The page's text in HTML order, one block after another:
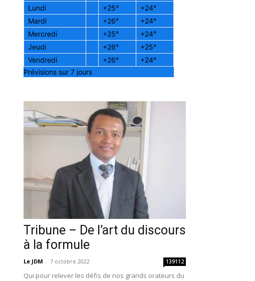
Lundi
+25° +24°
Mardi
+26° +24°
Mercredi
+25° +24°
Jeudi
+26° +25°
Vendredi
+26° +24°
Prévisions sur 7 jours
Tribune – De l’art du discours
à la formule
Le JDM - 7 octobre 2022 139112
Qui pour relever les défis de nos grands orateurs du